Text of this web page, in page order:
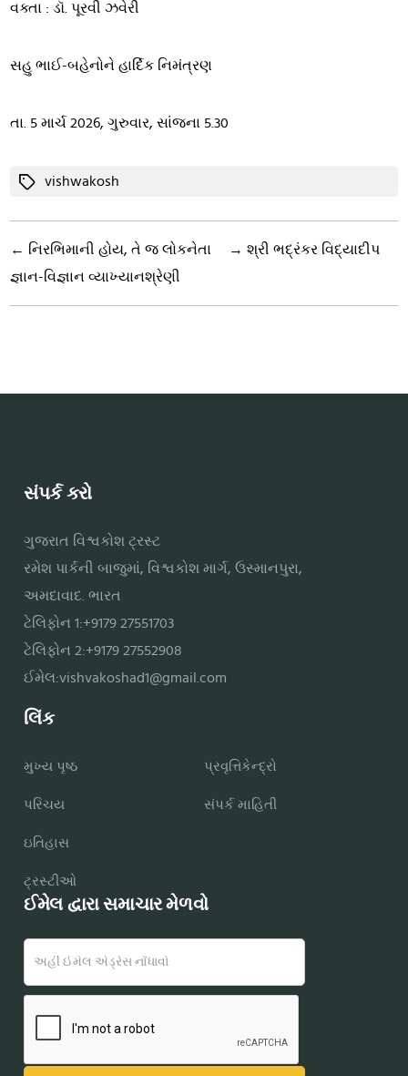
વક્તા : ડૉ. પૂરવી ઝવેરી
સહુ ભાઈ-બહેનોને હાર્દિક નિમંત્રણ
તા. 5 માર્ચ 2026, ગુરુવાર, સાંજના 5.30
Tagsvishwakosh
← નિરભિમાની હોય, તે જ લોકનેતા → શ્રી ભદ્રંકર વિદ્યાદીપ
જ્ઞાન-વિજ્ઞાન વ્યાખ્યાનશ્રેણી
સંપર્ક કરો
ગુજરાત વિશ્વકોશ ટ્રસ્ટ
રમેશ પાર્કની બાજુમાં, વિશ્વકોશ માર્ગ, ઉસ્માનપુરા,
અમદાવાદ. ભારત
ટેલિફોન 1:+9179 27551703
ટેલિફોન 2:+9179 27552908
ઈમેલ:vishvakoshad1@gmail.com
લિંક
મુખ્ય પૃષ્ઠ
પરિચય
ઇતિહાસ
ટ્રસ્ટીઓ
પ્રવૃત્તિકેન્દ્રો
સંપર્ક માહિતી
ઈમેલ દ્વારા સમાચાર મેળવો